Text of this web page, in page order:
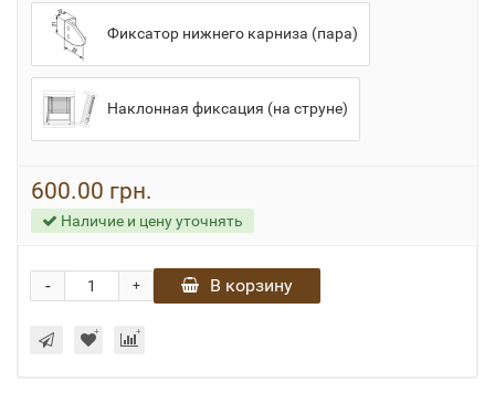
Фиксатор нижнего карниза (пара)
Наклонная фиксация (на струне)
600.00 грн.
Наличие и цену уточнять
+
- В корзину